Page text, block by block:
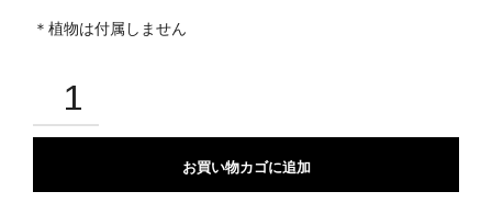
＊植物は付属しません
お買い物カゴに追加